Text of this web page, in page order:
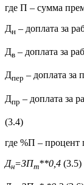
где П – сумма
Дн – доплата за
Дв – доплата за
Дпер – доплата за
Дпр – доплата за
(3.4)
где %П – процент
Дн=ЗПт**0,4 (3.5)